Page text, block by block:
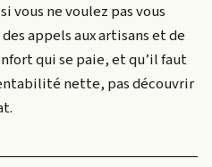
vous ne voulez pas vous
appels aux artisans et de
qui se paie, et qu’il faut
nette, pas découvrir